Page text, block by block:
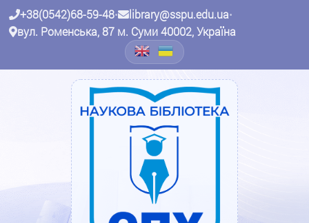
+38(0542)68-59-48• library@sspu.edu.ua•
вул. Роменська, 87 м. Суми 40002, Україна